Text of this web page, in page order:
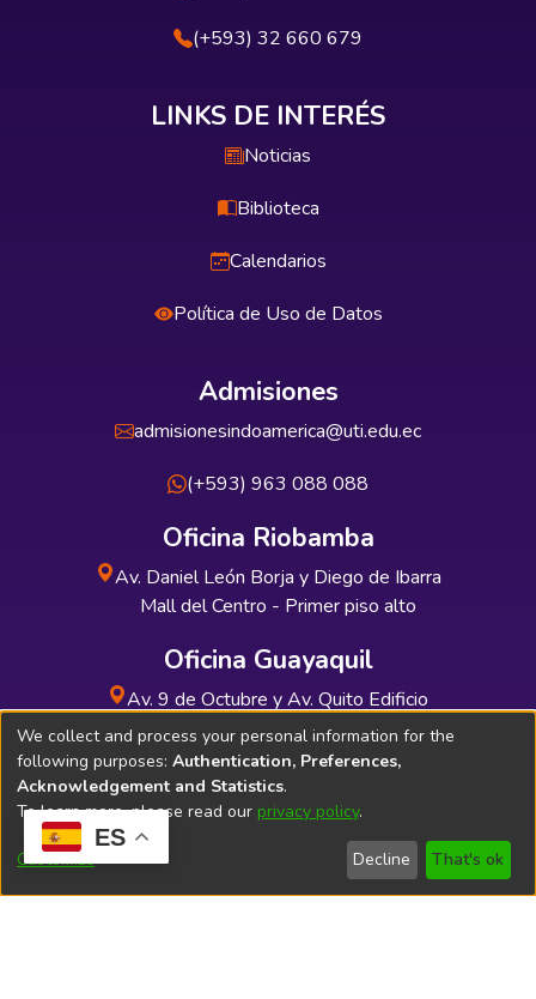
ES
(+593) 32 660 679
LINKS DE INTERÉS
Noticias
Biblioteca
Calendarios
Política de Uso de Datos
Admisiones
admisionesindoamerica@uti.edu.ec
(+593) 963 088 088
Oficina Riobamba
Av. Daniel León Borja y Diego de Ibarra
Mall del Centro - Primer piso alto
Oficina Guayaquil
Av. 9 de Octubre y Av. Quito Edificio
INDUAUTO - Planta baja
Soporte Técnico Bibliolatino.com
We collect and process your personal information for the
following purposes: Authentication, Preferences,
Acknowledgement and Statistics.
To learn more, please read our privacy policy.
Customize Decline That's ok